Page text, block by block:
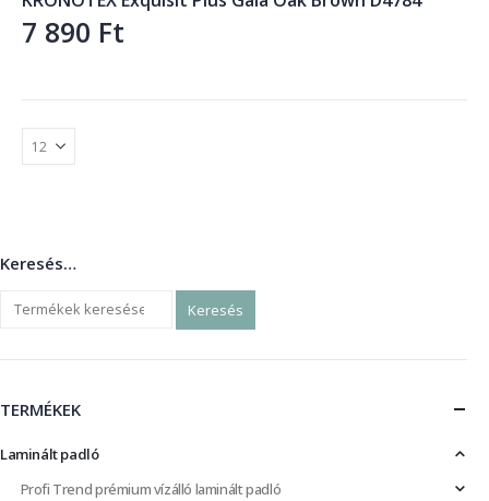
7 890 Ft
Keresés…
Keresés
TERMÉKEK
Laminált padló
Profi Trend prémium vízálló laminált padló